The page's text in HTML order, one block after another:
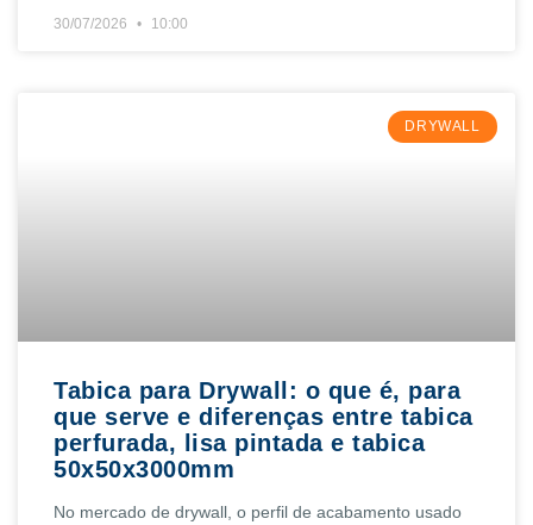
30/07/2026 10:00
DRYWALL
Tabica para Drywall: o que é, para
que serve e diferenças entre tabica
perfurada, lisa pintada e tabica
50x50x3000mm
No mercado de drywall, o perfil de acabamento usado